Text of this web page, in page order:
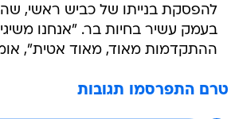
להפסקת בנייתו של כביש ראשי,
בעמק עשיר בחיות בר. "אנחנו
ההתקדמות מאוד, מאוד אטית",
טרם התפרסמו תגובות